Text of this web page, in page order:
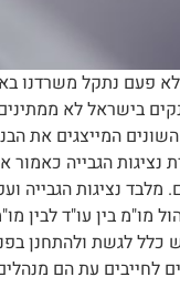
פעם נתקל משרדנו
בישראל לא
המייצגים את
הגבייה
נציגות הגבייה
מו"מ בין עו"ד
כלל לגשת ולהתחנן
לחייבים עת הם